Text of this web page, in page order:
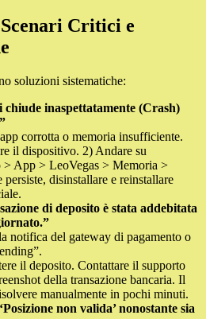
Critici e
soluzioni sistematiche:
chiude inaspettatamente (Crash)
corrotta o memoria insufficiente.
il dispositivo. 2) Andare su
> App > LeoVegas > Memoria >
persiste, disinstallare e reinstallare
di deposito è stata addebitata
notifica del gateway di pagamento o
il deposito. Contattare il supporto
della transazione bancaria. Il
manualmente in pochi minuti.
non valida’ nonostante sia